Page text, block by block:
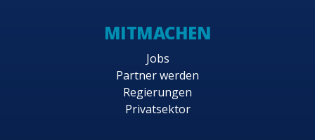
MITMACHEN
Jobs
Partner werden
Regierungen
Privatsektor